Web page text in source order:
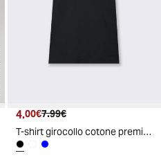
Prezzo attuale
4.00€ Prezzo originale
7.99€
T-shirt girocollo cotone premium maniche corte - Nero